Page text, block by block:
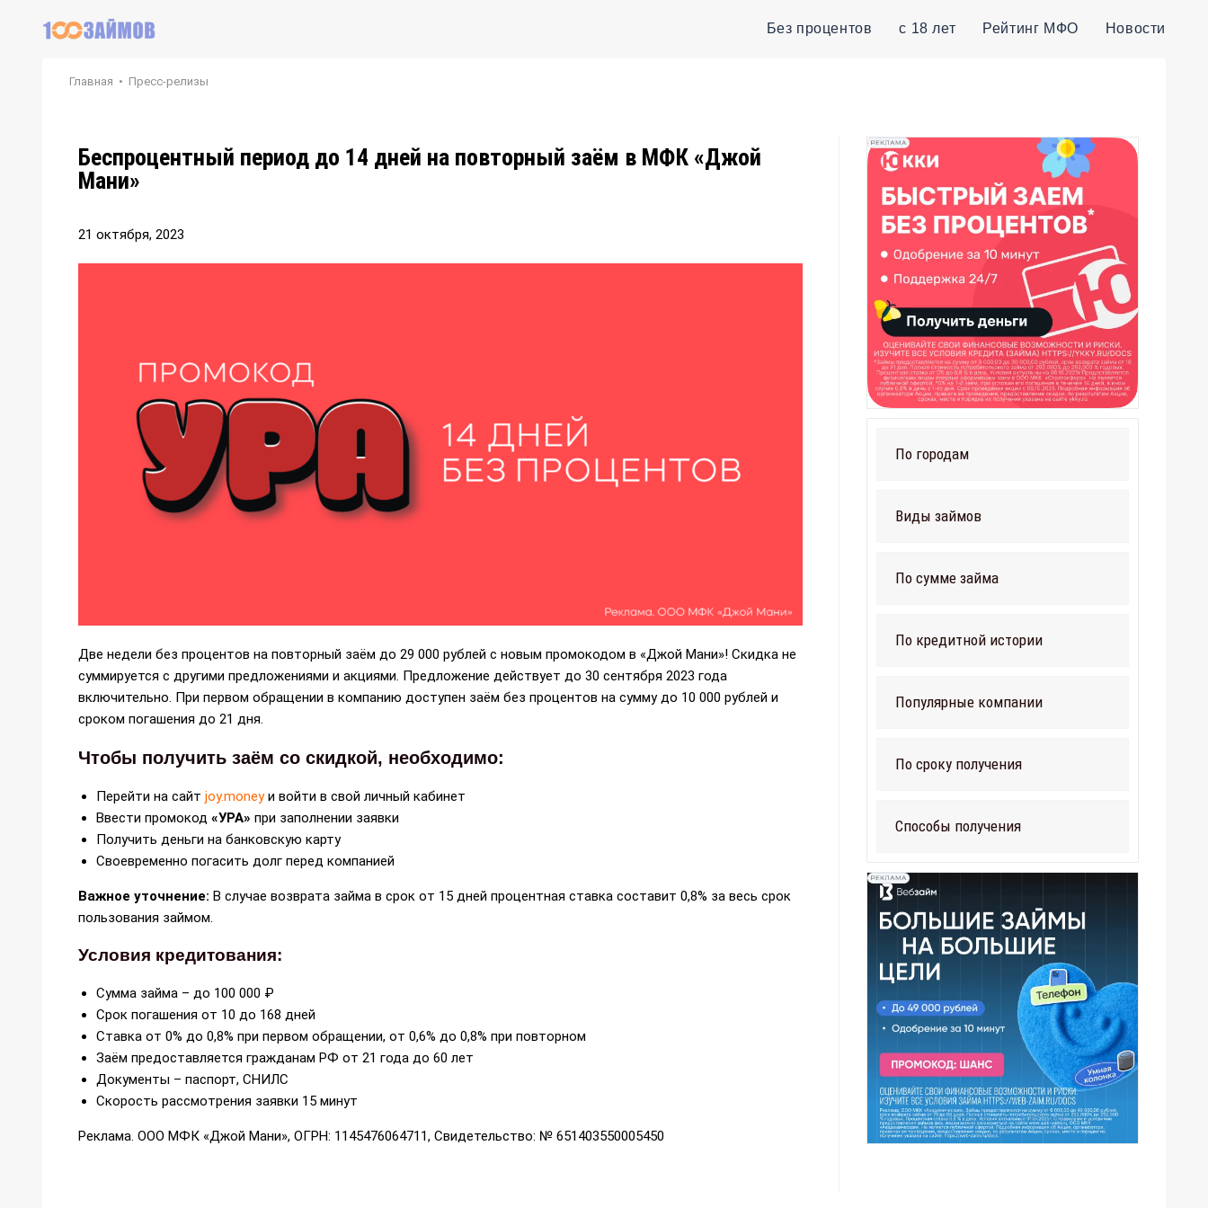
Без процентов с 18 лет Рейтинг МФО Новости
Главная • Пресс-релизы
Беспроцентный период до 14 дней на повторный заём в МФК «Джой
Мани»
21 октября, 2023
Две недели без процентов на повторный заём до 29 000 рублей с новым промокодом в «Джой Мани»! Скидка не
суммируется с другими предложениями и акциями. Предложение действует до 30 сентября 2023 года
включительно. При первом обращении в компанию доступен заём без процентов на сумму до 10 000 рублей и
сроком погашения до 21 дня.
Чтобы получить заём со скидкой, необходимо:
Перейти на сайт joy.moneyи войти в свой личный кабинет
Ввести промокод «УРА» при заполнении заявки
Получить деньги на банковскую карту
Своевременно погасить долг перед компанией
Важное уточнение: В случае возврата займа в срок от 15 дней процентная ставка составит 0,8% за весь срок
пользования займом.
Условия кредитования:
Сумма займа – до 100 000 ₽
Срок погашения от 10 до 168 дней
Ставка от 0% до 0,8% при первом обращении, от 0,6% до 0,8% при повторном
Заём предоставляется гражданам РФ от 21 года до 60 лет
Документы – паспорт, СНИЛС
Скорость рассмотрения заявки 15 минут
Реклама. ООО МФК «Джой Мани», ОГРН: 1145476064711, Свидетельство: № 651403550005450
По городам
Виды займов
По сумме займа
По кредитной истории
Популярные компании
По сроку получения
Способы получения